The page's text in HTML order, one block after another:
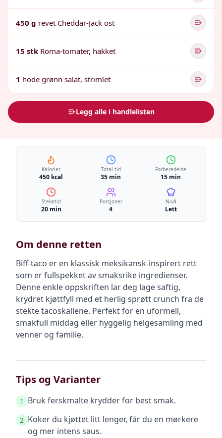
450 g revet Cheddar-Jack ost
15 stk Roma-tomater, hakket
1 hode grønn salat, strimlet
Legg alle i handlelisten
Kalorier
450 kcal
Total tid
35 min
Forberedelse
15 min
Steketid
20 min
Porsjoner
4
Nivå
Lett
Om denne retten
Biff-taco er en klassisk meksikansk-inspirert rett
som er fullspekket av smaksrike ingredienser.
Denne enkle oppskriften lar deg lage saftig,
krydret kjøttfyll med et herlig sprøtt crunch fra de
stekte tacoskallene. Perfekt for en uformell,
smakfull middag eller hyggelig helgesamling med
venner og familie.
Tips og Varianter
1 Bruk ferskmalte krydder for best smak.
2 Koker du kjøttet litt lenger, får du en mørkere
og mer intens saus.